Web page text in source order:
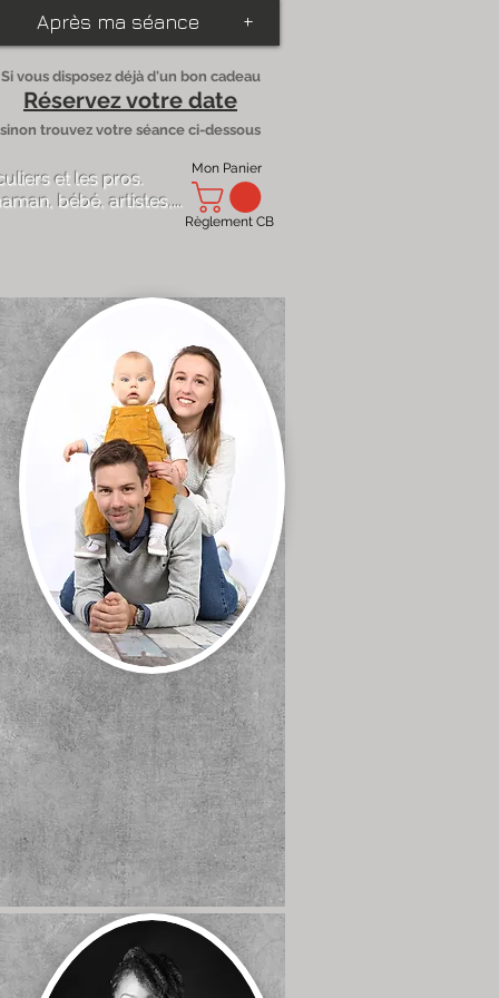
Après ma séance +
Si vous disposez déjà d'un bon cadeau
Réservez votre date
sinon trouvez votre séance ci-dessous
et les pros.
bébé, artistes,...
Mon Panier
Règlement CB